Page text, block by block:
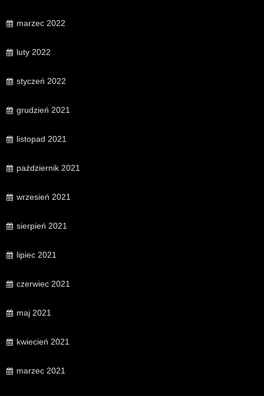
marzec 2022
luty 2022
styczeń 2022
grudzień 2021
listopad 2021
październik 2021
wrzesień 2021
sierpień 2021
lipiec 2021
czerwiec 2021
maj 2021
kwiecień 2021
marzec 2021